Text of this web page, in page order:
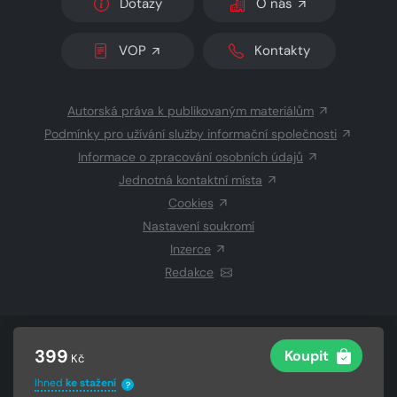
399 Kč Koupit
Ihned ke stažení ?
Dotazy O nás
VOP Kontakty
Autorská práva k publikovaným materiálům
Podmínky pro užívání služby informační společnosti
Informace o zpracování osobních údajů
Jednotná kontaktní místa
Cookies
Nastavení soukromí
Inzerce
Redakce
CZECH NEWS CENTER a.s.a dodavatelé
Vysázeno